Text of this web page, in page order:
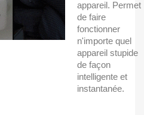
appareil. Permet
de faire
fonctionner
n'importe quel
appareil stupide
de façon
intelligente et
instantanée.